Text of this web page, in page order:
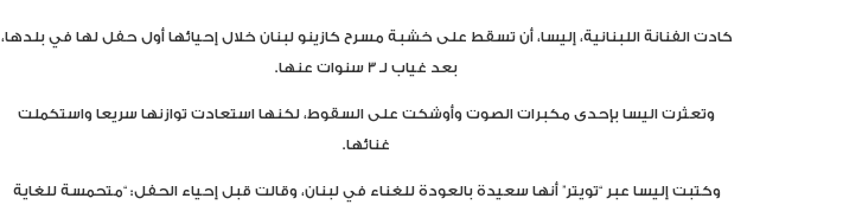
كادت الفنانة اللبنانية، إليسا، أن تسقط على خشبة مسرح كازينو لبنان خلال إحيائها أول حفل لها في بلدها،
بعد غياب لـ 3 سنوات عنها.
وتعثرت اليسا بإحدى مكبرات الصوت وأوشكت على السقوط، لكنها استعادت توازنها سريعا واستكملت
غنائها.
وكتبت إليسا عبر “تويتر” أنها سعيدة بالعودة للغناء في لبنان، وقالت قبل إحياء الحفل: “متحمسة للغاية